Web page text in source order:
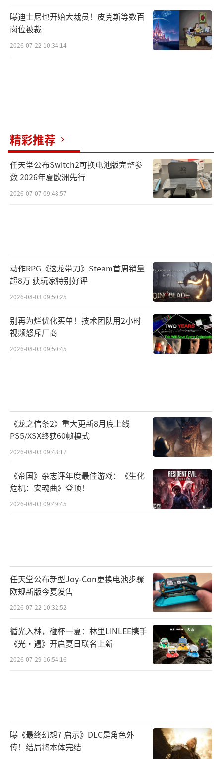
曝迪士尼也开始大裁员！皮克斯等数百
岗位被裁
2026-07-22 10:34:14
精彩推荐
任天堂公布Switch2可换电池版完整参
数 2026年夏欧洲先行
2026-07-07 09:48:57
动作RPG《这龙带刀》Steam首周销量
超8万 获玩家特别好评
2026-08-03 09:50:25
别再为烂优化买单！技术团队用2小时
视频怒斥厂商
2026-08-03 09:50:45
《龙之信条2》重大更新8月底上线
PS5/XSX终获60帧模式
2026-08-03 09:48:17
《帝国》杂志评年度最佳游戏：《生化
危机：安魂曲》登顶！
2026-08-03 09:49:45
任天堂公布新型Joy-Con更换电池步骤
欧规新版今夏发售
2026-07-22 10:32:52
循光入林，碰杯一夏：林里LINLEE携手
《光·遇》开启夏日联名上新
2026-07-29 16:54:16
曝《最终幻想7 启示》DLC是角色外
传！结局将本体完结